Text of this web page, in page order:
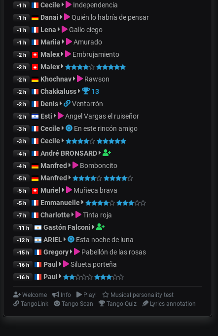
-1 h Cecile Independencia
-1 h Danai Quién lo habría de pensar
-1 h Lena Gallo ciego
-1 h Mariia Amurado
-2 h Malex Embrujamiento
-2 h Malex
-2 h Khochnav Rawson
-2 h Chakkaluss 13
-2 h Denis Ventarrón
-2 h Esti Angel Vargas el ruiseñor
-3 h Cecile En este rincón amigo
-3 h Cecile
-4 h André BRONSARD
-4 h Manfred Bomboncito
-5 h Manfred
-5 h Muriel Muñeca brava
-5 h Emmanuelle
-7 h Charlotte Tinta roja
-11 h Gastón Falconi
-12 h ARIEL Esta noche de luna
-15 h Gregory Pabellón de las rosas
-16 h Paul Silueta porteña
-16 h Paul
Welcome Info Play!
Musical personality test
TangoLink
Tango Scan Tango Quiz Lyrics annotation